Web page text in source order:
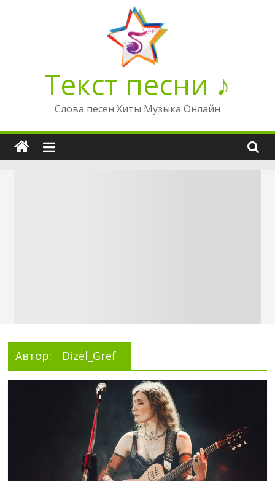
Текст песни ♪
Слова песен Хиты Музыка Онлайн
Автор: Dizel_Gref